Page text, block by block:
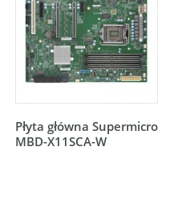
Płyta główna Supermicro
MBD-X11SCA-W